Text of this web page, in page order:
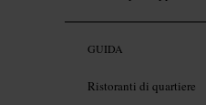
GUIDA
Ristoranti di quartiere